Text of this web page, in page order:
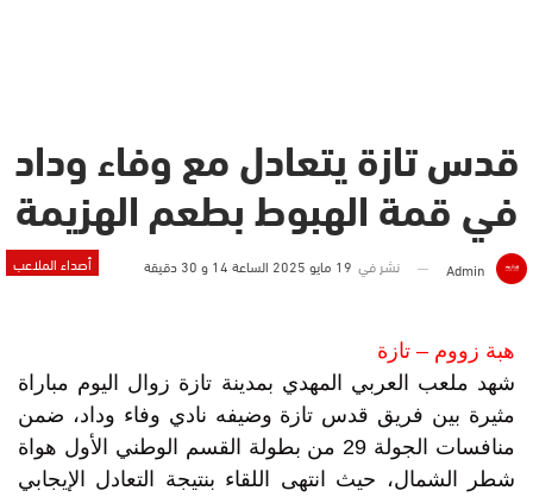
قدس تازة يتعادل مع وفاء وداد
في قمة الهبوط بطعم الهزيمة
أصداء الملاعب Admin نشر في 19 مايو 2025 الساعة 14 و 30 دقيقة
هبة زووم – تازة
شهد ملعب العربي المهدي بمدينة تازة زوال اليوم مباراة
مثيرة بين فريق قدس تازة وضيفه نادي وفاء وداد، ضمن
منافسات الجولة 29 من بطولة القسم الوطني الأول هواة
شطر الشمال، حيث انتهى اللقاء بنتيجة التعادل الإيجابي